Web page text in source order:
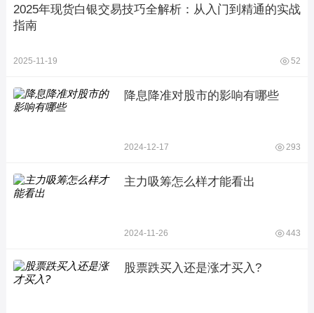
2025年现货白银交易技巧全解析：从入门到精通的实战
指南
2025-11-19 52
降息降准对股市的影响有哪些
2024-12-17 293
主力吸筹怎么样才能看出
2024-11-26 443
股票跌买入还是涨才买入?